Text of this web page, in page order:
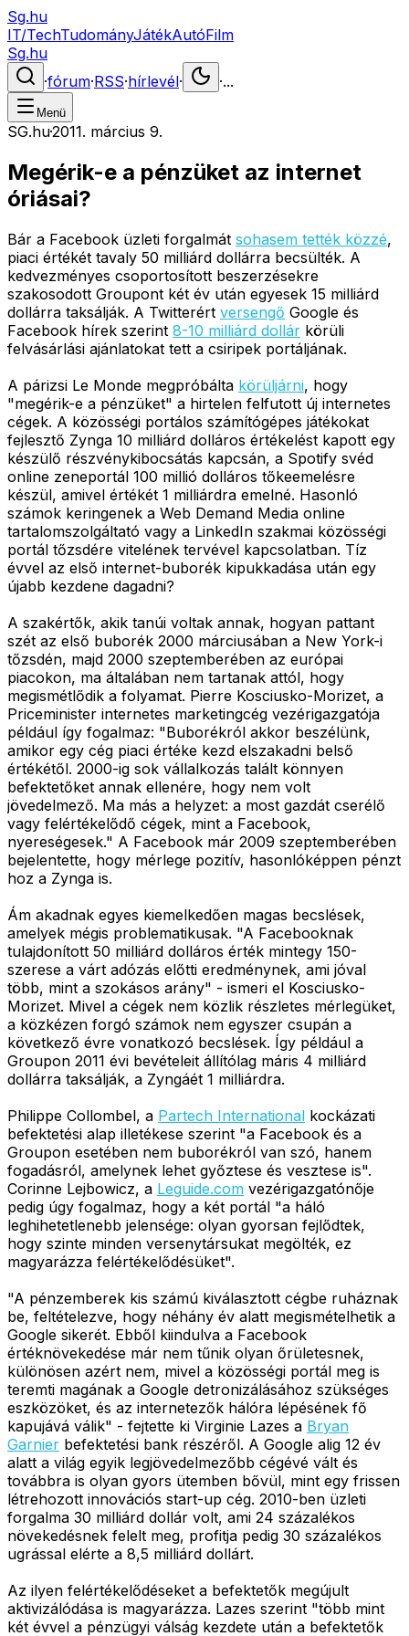
Sg.hu
IT/TechTudományJátékAutóFilm
Sg.hu
·fórum·RSS·hírlevél· ·...
Menü
SG.hu·2011. március 9.
Megérik-e a pénzüket az internet
óriásai?
Bár a Facebook üzleti forgalmát sohasem tették közzé,
piaci értékét tavaly 50 milliárd dollárra becsülték. A
kedvezményes csoportosított beszerzésekre
szakosodott Groupont két év után egyesek 15 milliárd
dollárra taksálják. A Twitterért versengő Google és
Facebook hírek szerint 8-10 milliárd dollár körüli
felvásárlási ajánlatokat tett a csiripek portáljának.
A párizsi Le Monde megpróbálta körüljárni, hogy
"megérik-e a pénzüket" a hirtelen felfutott új internetes
cégek. A közösségi portálos számítógépes játékokat
fejlesztő Zynga 10 milliárd dolláros értékelést kapott egy
készülő részvénykibocsátás kapcsán, a Spotify svéd
online zeneportál 100 millió dolláros tőkeemelésre
készül, amivel értékét 1 milliárdra emelné. Hasonló
számok keringenek a Web Demand Media online
tartalomszolgáltató vagy a LinkedIn szakmai közösségi
portál tőzsdére vitelének tervével kapcsolatban. Tíz
évvel az első internet-buborék kipukkadása után egy
újabb kezdene dagadni?
A szakértők, akik tanúi voltak annak, hogyan pattant
szét az első buborék 2000 márciusában a New York-i
tőzsdén, majd 2000 szeptemberében az európai
piacokon, ma általában nem tartanak attól, hogy
megismétlődik a folyamat. Pierre Kosciusko-Morizet, a
Priceminister internetes marketingcég vezérigazgatója
például így fogalmaz: "Buborékról akkor beszélünk,
amikor egy cég piaci értéke kezd elszakadni belső
értékétől. 2000-ig sok vállalkozás talált könnyen
befektetőket annak ellenére, hogy nem volt
jövedelmező. Ma más a helyzet: a most gazdát cserélő
vagy felértékelődő cégek, mint a Facebook,
nyereségesek." A Facebook már 2009 szeptemberében
bejelentette, hogy mérlege pozitív, hasonlóképpen pénzt
hoz a Zynga is.
Ám akadnak egyes kiemelkedően magas becslések,
amelyek mégis problematikusak. "A Facebooknak
tulajdonított 50 milliárd dolláros érték mintegy 150-
szerese a várt adózás előtti eredménynek, ami jóval
több, mint a szokásos arány" - ismeri el Kosciusko-
Morizet. Mivel a cégek nem közlik részletes mérlegüket,
a közkézen forgó számok nem egyszer csupán a
következő évre vonatkozó becslések. Így például a
Groupon 2011 évi bevételeit állítólag máris 4 milliárd
dollárra taksálják, a Zyngáét 1 milliárdra.
Philippe Collombel, a Partech International kockázati
befektetési alap illetékese szerint "a Facebook és a
Groupon esetében nem buborékról van szó, hanem
fogadásról, amelynek lehet győztese és vesztese is".
Corinne Lejbowicz, a Leguide.com vezérigazgatónője
pedig úgy fogalmaz, hogy a két portál "a háló
leghihetetlenebb jelensége: olyan gyorsan fejlődtek,
hogy szinte minden versenytársukat megölték, ez
magyarázza felértékelődésüket".
"A pénzemberek kis számú kiválasztott cégbe ruháznak
be, feltételezve, hogy néhány év alatt megismételhetik a
Google sikerét. Ebből kiindulva a Facebook
értéknövekedése már nem tűnik olyan őrületesnek,
különösen azért nem, mivel a közösségi portál meg is
teremti magának a Google detronizálásához szükséges
eszközöket, és az internetezők hálóra lépésének fő
kapujává válik" - fejtette ki Virginie Lazes a Bryan
Garnier befektetési bank részéről. A Google alig 12 év
alatt a világ egyik legjövedelmezőbb cégévé vált és
továbbra is olyan gyors ütemben bővül, mint egy frissen
létrehozott innovációs start-up cég. 2010-ben üzleti
forgalma 30 milliárd dollár volt, ami 24 százalékos
növekedésnek felelt meg, profitja pedig 30 százalékos
ugrással elérte a 8,5 milliárd dollárt.
Az ilyen felértékelődéseket a befektetők megújult
aktivizálódása is magyarázza. Lazes szerint "több mint
két évvel a pénzügyi válság kezdete után a befektetők